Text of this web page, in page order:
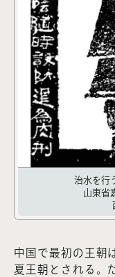
治水を行
山東省
中国で最初の王朝
夏王朝とされる。